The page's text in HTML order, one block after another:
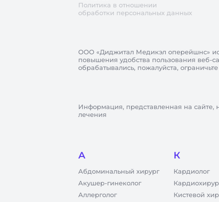
Политика в отношении
обработки персональных данных
ООО «Диджитал Медикэл оперейшнс»
повышения удобства пользования веб-
обрабатывались, пожалуйста,
Информация, представленная на сайте,
лечения
А
Абдоминальный хирург
Акушер-гинеколог
Аллерголог
К
Кардиолог
Кистевой